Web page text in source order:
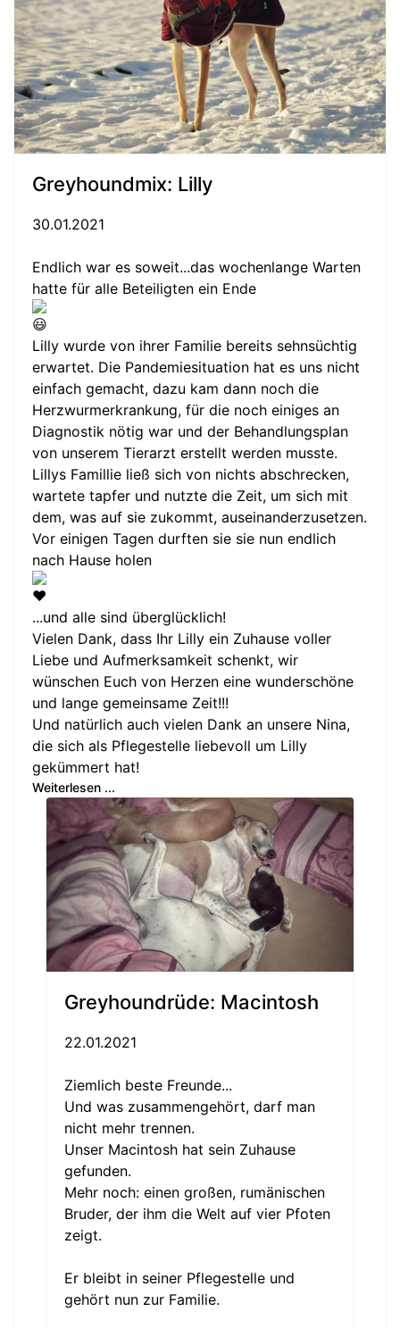
Greyhoundmix: Lilly
30.01.2021
Endlich war es soweit...das wochenlange Warten
hatte für alle Beteiligten ein Ende
Lilly wurde von ihrer Familie bereits sehnsüchtig
erwartet. Die Pandemiesituation hat es uns nicht
einfach gemacht, dazu kam dann noch die
Herzwurmerkrankung, für die noch einiges an
Diagnostik nötig war und der Behandlungsplan
von unserem Tierarzt erstellt werden musste.
Lillys Famillie ließ sich von nichts abschrecken,
wartete tapfer und nutzte die Zeit, um sich mit
dem, was auf sie zukommt, auseinanderzusetzen.
Vor einigen Tagen durften sie sie nun endlich
nach Hause holen
...und alle sind überglücklich!
Vielen Dank, dass Ihr Lilly ein Zuhause voller
Liebe und Aufmerksamkeit schenkt, wir
wünschen Euch von Herzen eine wunderschöne
und lange gemeinsame Zeit!!!
Und natürlich auch vielen Dank an unsere Nina,
die sich als Pflegestelle liebevoll um Lilly
gekümmert hat!
Weiterlesen ...
Greyhoundrüde: Macintosh
22.01.2021
Ziemlich beste Freunde...
Und was zusammengehört, darf man
nicht mehr trennen.
Unser Macintosh hat sein Zuhause
gefunden.
Mehr noch: einen großen, rumänischen
Bruder, der ihm die Welt auf vier Pfoten
zeigt.
Er bleibt in seiner Pflegestelle und
gehört nun zur Familie.